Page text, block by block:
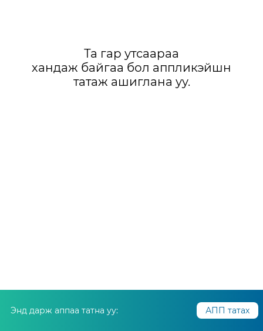
Та гар утсаараа
хандаж байгаа бол аппликэйшн
татаж ашиглана уу.
Энд дарж аппаа татна уу: АПП татах